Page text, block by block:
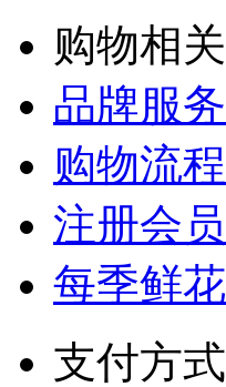
购物相关
品牌服务
购物流程
注册会员
每季鲜花
支付方式